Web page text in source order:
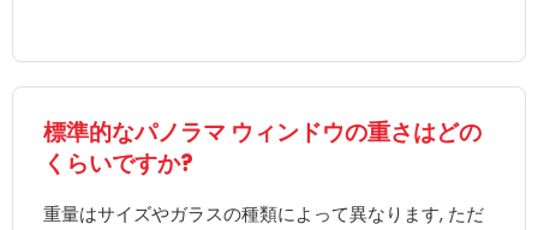
標準的なパノラマ ウィンドウの重さはどの
くらいですか?
重量はサイズやガラスの種類によって異なります, ただ